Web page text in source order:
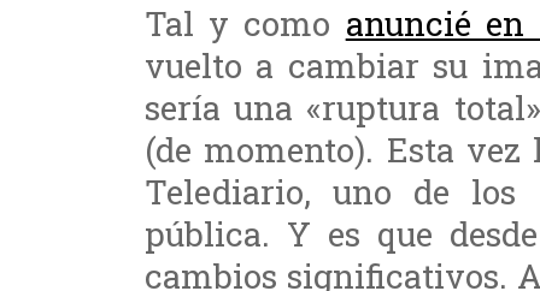
Tal y como anuncié en
vuelto a cambiar su
sería una «ruptura
(de momento). Esta
Telediario, uno de los
pública. Y es que
cambios significativos.